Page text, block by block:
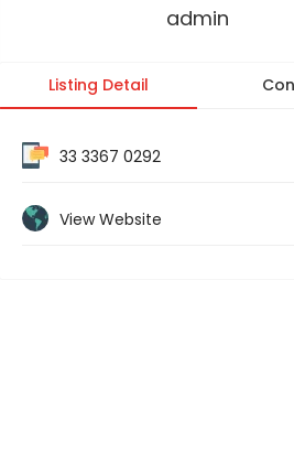
admin
Listing Detail
33 3367 0292
View Website